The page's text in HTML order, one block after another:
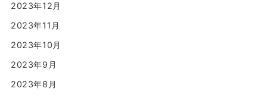
2023年12月
2023年11月
2023年10月
2023年9月
2023年8月